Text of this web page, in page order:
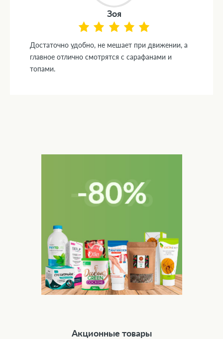
Зоя
Достаточно удобно, не мешает при движении, а
главное отлично смотрятся с сарафанами и
топами.
Акционные товары